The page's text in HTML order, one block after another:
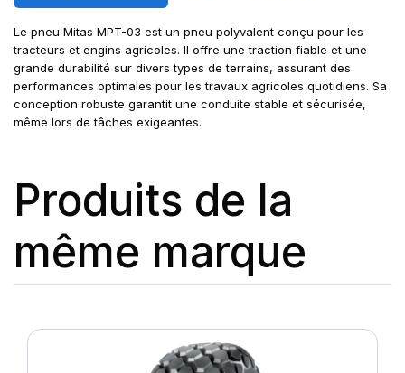
Le pneu Mitas MPT-03 est un pneu polyvalent conçu pour les
tracteurs et engins agricoles. Il offre une traction fiable et une
grande durabilité sur divers types de terrains, assurant des
performances optimales pour les travaux agricoles quotidiens. Sa
conception robuste garantit une conduite stable et sécurisée,
même lors de tâches exigeantes.
Produits de la
même marque